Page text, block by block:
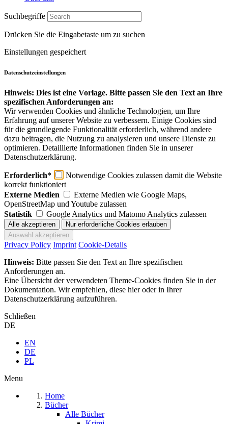
Suchbegriffe
Drücken Sie die Eingabetaste um zu suchen
Einstellungen gespeichert
Datenschutzeinstellungen
Hinweis: Dies ist eine Vorlage. Bitte passen Sie den Text an Ihre
spezifischen Anforderungen an:
Wir verwenden Cookies und ähnliche Technologien, um Ihre
Erfahrung auf unserer Website zu verbessern. Einige Cookies sind
für die grundlegende Funktionalität erforderlich, während andere
dazu beitragen, die Nutzung zu analysieren und unsere Dienste zu
optimieren. Detaillierte Informationen finden Sie in unserer
Datenschutzerklärung.
Erforderlich*
Notwendige Cookies zulassen damit die Website
korrekt funktioniert
Externe Medien
Externe Medien wie Google Maps,
OpenStreetMap und Youtube zulassen
Statistik
Google Analytics und Matomo Analytics zulassen
Privacy Policy Imprint Cookie-Details
Hinweis: Bitte passen Sie den Text an Ihre spezifischen
Anforderungen an.
Eine Übersicht der verwendeten Theme-Cookies finden Sie in der
Dokumentation. Wir empfehlen, diese hier oder in Ihrer
Datenschutzerklärung aufzuführen.
Schließen
DE
EN
DE
PL
Menu
Home
Bücher
Alle Bücher